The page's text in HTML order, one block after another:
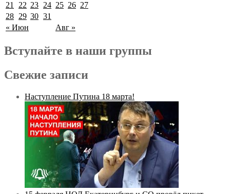
« Июн Авг »
21
22 23 24 25 26 27
28 29 30 31
Вступайте в наши группы
Свежие записи
Наступление Путина 18 марта!